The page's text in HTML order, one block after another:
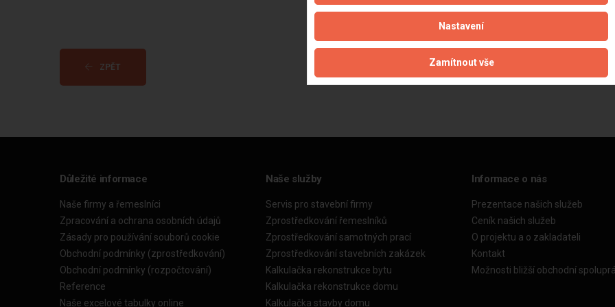
ZPĚT Aktualizováno z portálu ARES dne 04.12.2025 08:15:03
Důležité informace
Naše firmy a řemeslníci
Zpracování a ochrana osobních údajů
Zásady pro používání souborů cookie
Obchodní podmínky (zprostředkování)
Obchodní podmínky (rozpočtování)
Reference
Naše excelové tabulky online
Naše služby
Servis pro stavební firmy
Zprostředkování řemeslníků
Zprostředkování samotných prací
Zprostředkování stavebních zakázek
Kalkulačka rekonstrukce bytu
Kalkulačka rekonstrukce domu
Kalkulačka stavby domu
Informace o nás
Prezentace našich služeb
Ceník našich služeb
O projektu a o zakladateli
Kontakt
Možnosti bližší obchodní
Nastavení
Zamítnout vše